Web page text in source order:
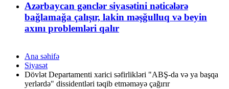
Azərbaycan gənclər siyasətini nəticələrə
bağlamağa çalışır, lakin məşğulluq və beyin
axını problemləri qalır
Ana səhifə
Siyasət
Dövlət Departamenti xarici səfirlikləri "ABŞ-da və ya başqa
yerlərdə" dissidentləri təqib etməməyə çağırır